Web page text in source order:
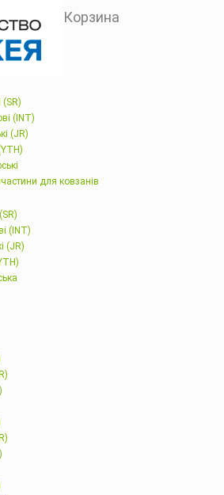
Корзина
(SR)
(INT)
(JR)
для ковзанів
(INT)
(JR)